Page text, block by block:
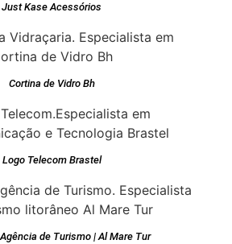
Just Kase Acessórios
Cortina de Vidro Bh
Logo Telecom Brastel
de Turismo | Al Mare Tur